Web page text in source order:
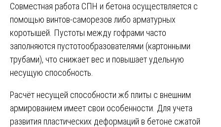
Совместная работа СПН и бетона осуществляется с
помощью винтов-саморезов либо арматурных
коротышей. Пустоты между гофрами часто
заполняются пустотообразователями (картонными
трубами), что снижает вес и повышает удельную
несущую способность.
Расчёт несущей способности жб плиты с внешним
армированием имеет свои особенности. Для учета
развития пластических деформаций в бетоне сжатой